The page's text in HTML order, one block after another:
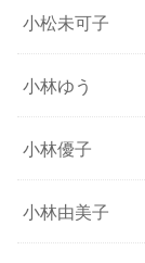
小松未可子
小林ゆう
小林優子
小林由美子